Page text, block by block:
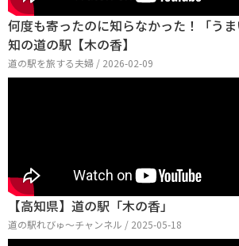
何度も寄ったのに知らなかった！「う
知の道の駅【木の香】
道の駅を旅する夫婦 / 2026-02-09
【高知県】道の駅「木の香」
道の駅れびゅ〜チャンネル / 2025-05-18